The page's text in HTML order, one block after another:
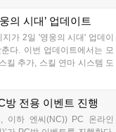
의 시대’ 업데이트
가 2일 '영웅의 시대' 업데이
다. 이번 업데이트에서는 모
킬 추가, 스킬 연마 시스템 도
이루어진다. 특히, 용기사,
지급된다....
방 전용 이벤트 진행
이하 엔씨(NC)) PC 온라인